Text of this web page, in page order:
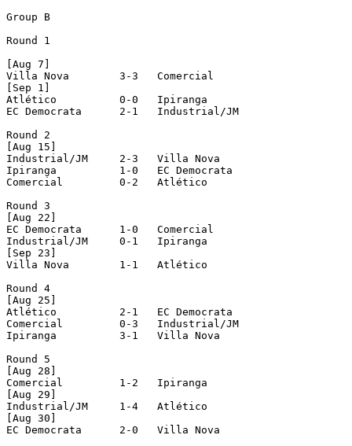
Group B
Round 1
[Aug 7]
Villa Nova        3-3   Comercial
[Sep 1]
Atlético          0-0   Ipiranga
EC Democrata      2-1   Industrial/JM
Round 2
[Aug 15]
Industrial/JM     2-3   Villa Nova
Ipiranga          1-0   EC Democrata
Comercial         0-2   Atlético
Round 3
[Aug 22]
EC Democrata      1-0   Comercial
Industrial/JM     0-1   Ipiranga
[Sep 23]
Villa Nova        1-1   Atlético
Round 4
[Aug 25]
Atlético          2-1   EC Democrata
Comercial         0-3   Industrial/JM
Ipiranga          3-1   Villa Nova
Round 5
[Aug 28]
Comercial         1-2   Ipiranga
[Aug 29]
Industrial/JM     1-4   Atlético
[Aug 30]
EC Democrata      2-0   Villa Nova